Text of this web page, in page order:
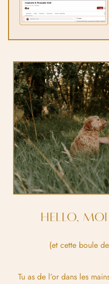
HELLO, MOI
(et cette boule
Tu as de l’or dans les